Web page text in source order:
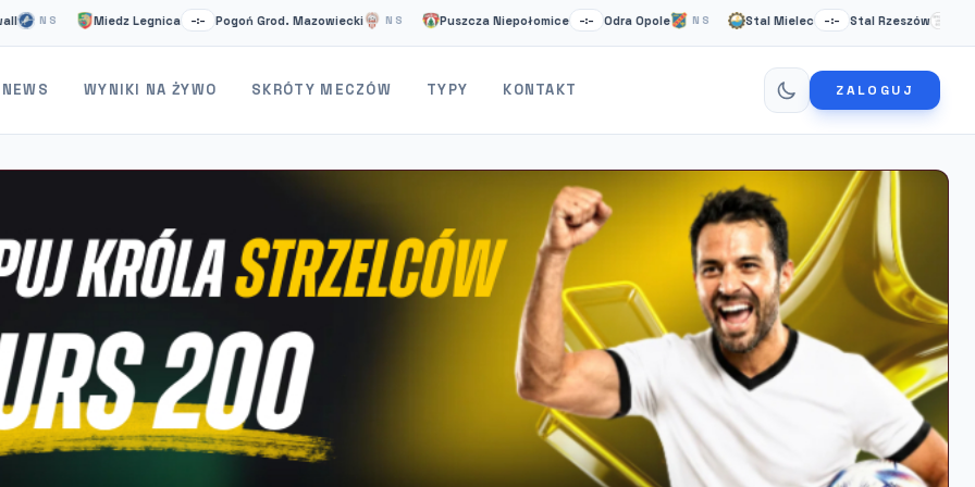
Miedz Legnica –:– Pogoń Grod. Mazowiecki NS Puszcza Niepołomice –:– Odra Opole NS Stal Mielec –:– Stal Rzeszów NS
NEWS WYNIKI NA ŻYWO SKRÓTY MECZÓW TYPY KONTAKT ZALOGUJ